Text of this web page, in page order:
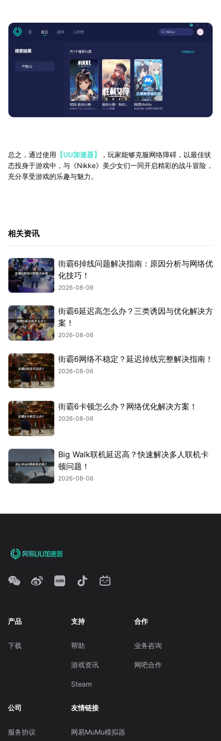
总之，通过使用 【UU加速器】
，玩家能够克服网络障碍，以最佳状
态投身于游戏中，与《Nikke》美少女们一同开启精彩的战斗冒险，
充分享受游戏的乐趣与魅力。
相关资讯
街霸6掉线问题解决指南：原因分析与网络优
化技巧！
2026-08-06
街霸6延迟高怎么办？三类诱因与优化解决方
案！
2026-08-06
街霸6网络不稳定？延迟掉线完整解决指南！
2026-08-06
街霸6卡顿怎么办？网络优化解决方案！
2026-08-06
Big Walk联机延迟高？快速解决多人联机卡
顿问题！
2026-08-06
产品
下载
支持
帮助
游戏资讯
Steam
合作
业务咨询
网吧合作
公司
服务协议
友情链接
网易MuMu模拟器